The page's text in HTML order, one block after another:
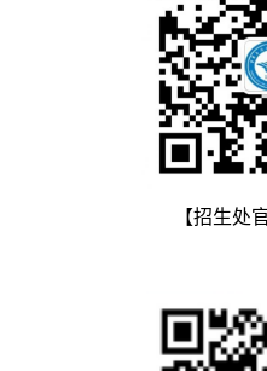
【招生处